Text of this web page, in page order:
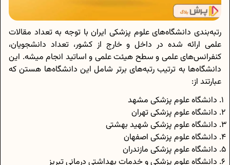
رتبه‌بندی دانشگاه‌های علوم پزشکی ایران با توجه به تعداد مقالات
علمی ارائه شده در داخل و خارج از کشور، تعداد دانشجویان،
کنفرانس‌های علمی و سطح هیئت علمی و اساتید انجام میشه. این
دانشگاه‌ها به ترتیب رتبه‌های برتر شامل این دانشگاه‌ها هستن که
عبارتند از:
دانشگاه علوم پزشکی مشهد
دانشگاه علوم پزشکی تهران
دانشگاه علوم پزشکی شهید بهشتی
دانشگاه علوم پزشکی اصفهان
دانشگاه علوم پزشکی مازندران
دانشگاه علوم پزشکی و خدمات بهداشتی درمانی تبریز